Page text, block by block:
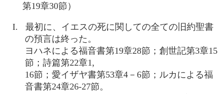
第19章30節）
I. 最初に、イエスの死に関しての全ての旧約聖書
の預言は終った。
ヨハネによる福音書第19章28節；創世記第3章15
節；詩篇第22章1,
16節；愛イザヤ書第53章4－6節；ルカによる福
音書第24章26‐27節。